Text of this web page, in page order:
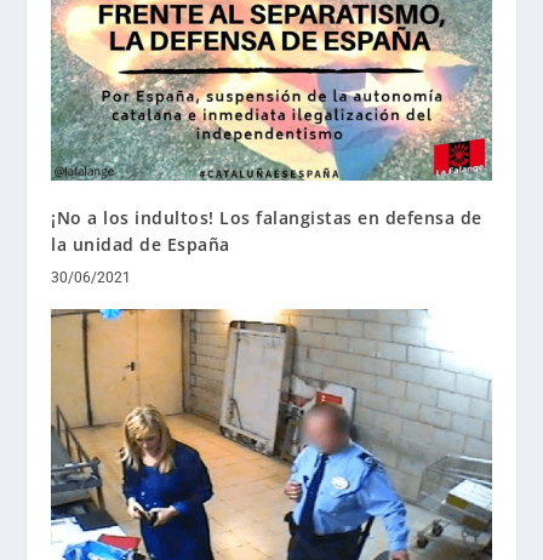
¡No a los indultos! Los falangistas en defensa de
la unidad de España
30/06/2021